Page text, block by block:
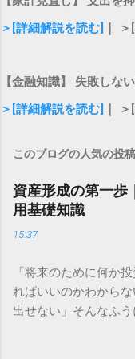
＞[詳細解説を読む]
｜
【金融知識】 失敗しな
＞[詳細解説を読む]
｜
このブログの人気の投稿
資産形成の第一歩
用基礎知識
15:37
「将来のために何か
ればいいのかわから
出せない」そんなふ
組みを正しく理解し